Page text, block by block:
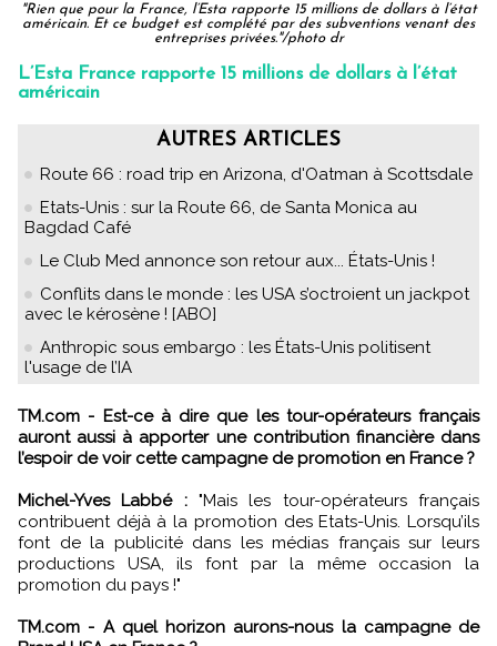
"Rien que pour la France, l’Esta rapporte 15 millions de dollars à l’état
américain. Et ce budget est complété par des subventions venant des
entreprises privées."/photo dr
L’Esta France rapporte 15 millions de dollars à l’état
américain
AUTRES ARTICLES
Route 66 : road trip en Arizona, d'Oatman à Scottsdale
Etats-Unis : sur la Route 66, de Santa Monica au
Bagdad Café
Le Club Med annonce son retour aux... États-Unis !
Conflits dans le monde : les USA s’octroient un jackpot
avec le kérosène ! [ABO]
Anthropic sous embargo : les États-Unis politisent
l'usage de l’IA
TM.com - Est-ce à dire que les tour-opérateurs français
auront aussi à apporter une contribution financière dans
l’espoir de voir cette campagne de promotion en France ?
Michel-Yves Labbé : "Mais les tour-opérateurs français
contribuent déjà à la promotion des Etats-Unis. Lorsqu’ils
font de la publicité dans les médias français sur leurs
productions USA, ils font par la même occasion la
promotion du pays !"
TM.com - A quel horizon aurons-nous la campagne de